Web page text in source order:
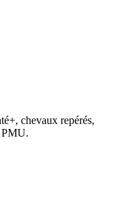
chevaux repérés,
PMU.